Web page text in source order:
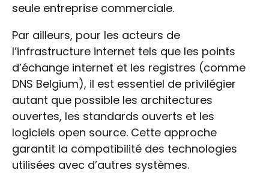
seule entreprise commerciale.
Par ailleurs, pour les acteurs de
l’infrastructure internet tels que les points
d’échange internet et les registres (comme
DNS Belgium), il est essentiel de privilégier
autant que possible les architectures
ouvertes, les standards ouverts et les
logiciels open source. Cette approche
garantit la compatibilité des technologies
utilisées avec d’autres systèmes.